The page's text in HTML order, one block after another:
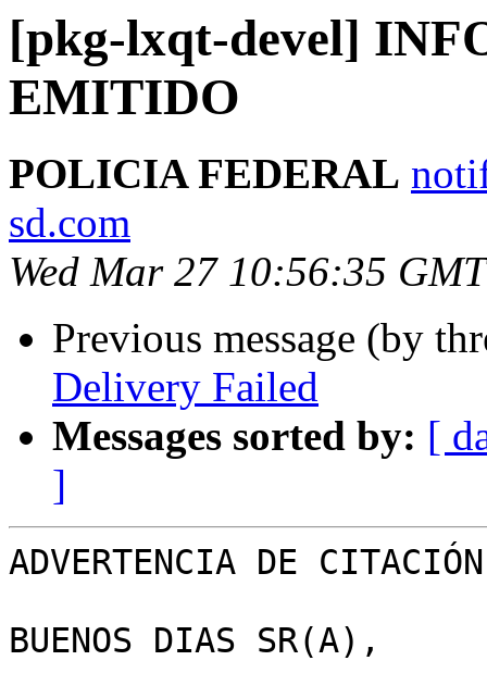
[pkg-lxqt-devel]
EMITIDO
POLICIA FEDERAL
sd.com
Wed Mar 27 10:56:35
Previous message (by
Delivery Failed
Messages sorted by: [
]
ADVERTENCIA DE CITACIÓN
BUENOS DIAS SR(A),